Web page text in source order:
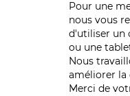
Pour une
nous vous
d'utiliser un
ou une
Nous
améliorer
Merci de